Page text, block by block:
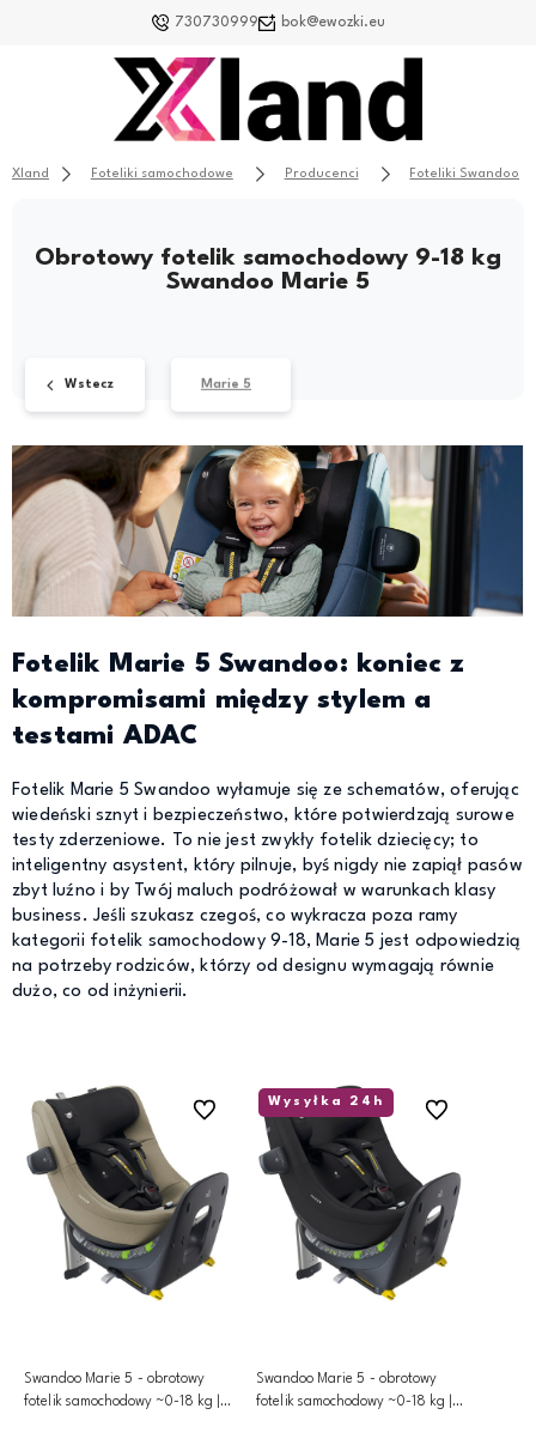
730730999 bok@ewozki.eu
Xland Foteliki samochodowe Producenci Foteliki Swandoo
Obrotowy fotelik samochodowy 9-18 kg
Swandoo Marie 5
Wstecz Marie 5
Fotelik Marie 5 Swandoo: koniec z
kompromisami między stylem a
testami ADAC
Fotelik Marie 5 Swandoo wyłamuje się ze schematów, oferując
wiedeński sznyt i bezpieczeństwo, które potwierdzają surowe
testy zderzeniowe. To nie jest zwykły fotelik dziecięcy; to
inteligentny asystent, który pilnuje, byś nigdy nie zapiął pasów
zbyt luźno i by Twój maluch podróżował w warunkach klasy
business. Jeśli szukasz czegoś, co wykracza poza ramy
kategorii fotelik samochodowy 9-18, Marie 5 jest odpowiedzią
na potrzeby rodziców, którzy od designu wymagają równie
dużo, co od inżynierii.
Swandoo Marie 5 - obrotowy
fotelik samochodowy ~0-18 kg |
Do ulubionych
Wysyłka 24h
Swandoo Marie 5 - obrotowy
fotelik samochodowy ~0-18 kg |
Do ulubionych